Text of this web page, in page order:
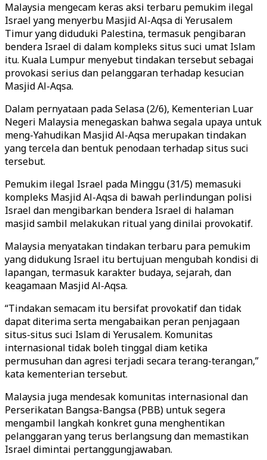
Malaysia mengecam keras aksi terbaru pemukim ilegal
Israel yang menyerbu Masjid Al-Aqsa di Yerusalem
Timur yang diduduki Palestina, termasuk pengibaran
bendera Israel di dalam kompleks situs suci umat Islam
itu. Kuala Lumpur menyebut tindakan tersebut sebagai
provokasi serius dan pelanggaran terhadap kesucian
Masjid Al-Aqsa.
Dalam pernyataan pada Selasa (2/6), Kementerian Luar
Negeri Malaysia menegaskan bahwa segala upaya untuk
meng-Yahudikan Masjid Al-Aqsa merupakan tindakan
yang tercela dan bentuk penodaan terhadap situs suci
tersebut.
Pemukim ilegal Israel pada Minggu (31/5) memasuki
kompleks Masjid Al-Aqsa di bawah perlindungan polisi
Israel dan mengibarkan bendera Israel di halaman
masjid sambil melakukan ritual yang dinilai provokatif.
Malaysia menyatakan tindakan terbaru para pemukim
yang didukung Israel itu bertujuan mengubah kondisi di
lapangan, termasuk karakter budaya, sejarah, dan
keagamaan Masjid Al-Aqsa.
“Tindakan semacam itu bersifat provokatif dan tidak
dapat diterima serta mengabaikan peran penjagaan
situs-situs suci Islam di Yerusalem. Komunitas
internasional tidak boleh tinggal diam ketika
permusuhan dan agresi terjadi secara terang-terangan,”
kata kementerian tersebut.
Malaysia juga mendesak komunitas internasional dan
Perserikatan Bangsa-Bangsa (PBB) untuk segera
mengambil langkah konkret guna menghentikan
pelanggaran yang terus berlangsung dan memastikan
Israel dimintai pertanggungjawaban.